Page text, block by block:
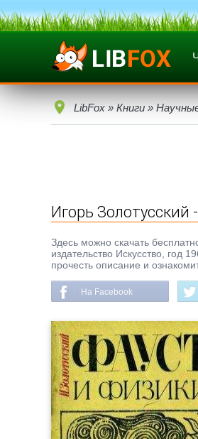
LibFox » Книги »
Игорь Золотусский
Здесь можно скачать
издательство Искусство, год
прочесть описание и
На Facebook